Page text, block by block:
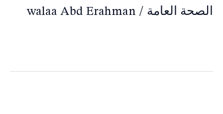
الصحة العامة /
walaa Abd Erahman